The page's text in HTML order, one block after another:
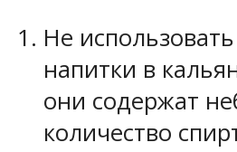
Не
напитки в
они содержат
количество